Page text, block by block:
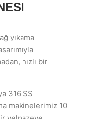
yıkama
hızlı bir
316 SS
makinelerimiz 10